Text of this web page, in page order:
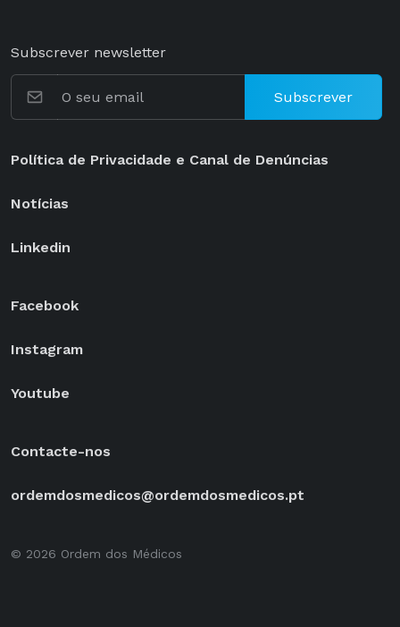
Subscrever newsletter
Subscrever
Política de Privacidade e Canal de Denúncias
Notícias
Linkedin
Facebook
Instagram
Youtube
Contacte-nos
ordemdosmedicos@ordemdosmedicos.pt
© 2026 Ordem dos Médicos